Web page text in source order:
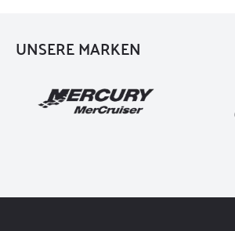
UNSERE MARKEN